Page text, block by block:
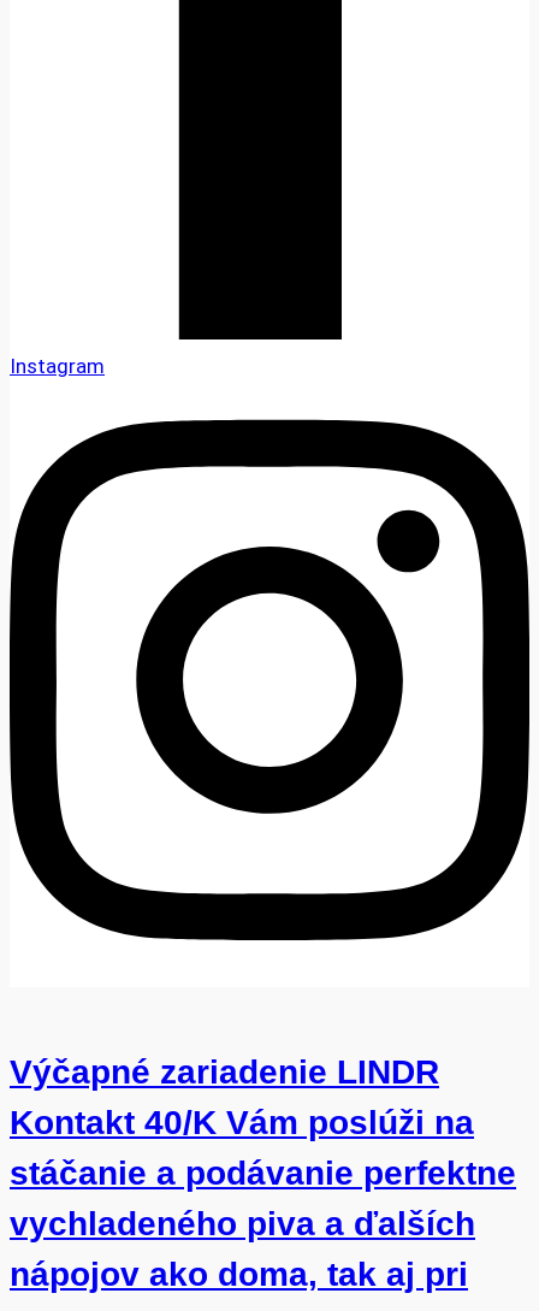
Instagram
Výčapné zariadenie LINDR
Kontakt 40/K Vám poslúži na
stáčanie a podávanie perfektne
vychladeného piva a ďalších
nápojov ako doma, tak aj pri